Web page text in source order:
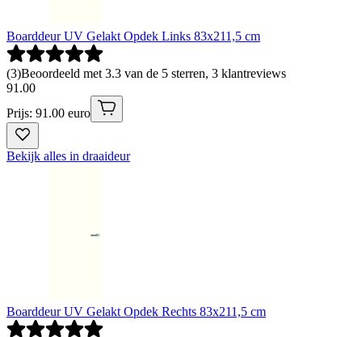
Boarddeur UV Gelakt Opdek Links 83x211,5 cm
(3)Beoordeeld met 3.3 van de 5 sterren, 3 klantreviews
91 .00
Prijs: 91.00 euro
Bekijk alles in draaideur
Boarddeur UV Gelakt Opdek Rechts 83x211,5 cm